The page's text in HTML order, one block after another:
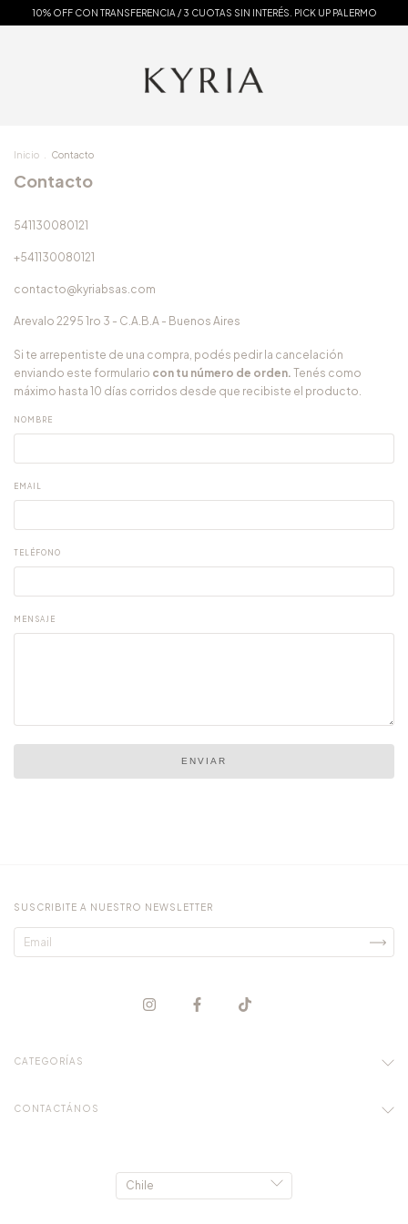
10% OFF CON TRANSFERENCIA / 3 CUOTAS SIN INTERÉS. PICK UP PALERMO
Inicio Contacto
Contacto
541130080121
+541130080121
contacto@kyriabsas.com
Arevalo 2295 1ro 3 - C.A.B.A - Buenos Aires
Si te arrepentiste de una compra, podés pedir la cancelación
enviando este formulario con tu número de orden. Tenés como
máximo hasta 10 días corridos desde que recibiste el producto.
NOMBRE
EMAIL
TELÉFONO
MENSAJE
ENVIAR
SUSCRIBITE A NUESTRO NEWSLETTER
CATEGORÍAS
CONTACTÁNOS